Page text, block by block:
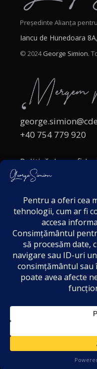
Președinte Alianța
Iancu de Hunedoara
© 2024George Simion.
+40 754 779 920
Politică de
Politica cookies
Acordul de
Disclaimer